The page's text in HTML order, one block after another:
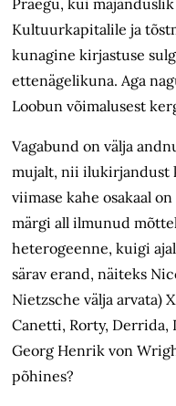
Praegu, kui
Kultuurkapitalile ja
kunagine kirjastuse
ettenägelikuna. Aga
Loobun võimalusest
Vagabund on välja
mujalt, nii ilukirjandust
viimase kahe osakaal
märgi all ilmunud
heterogeenne, kuigi
särav erand, näiteks
Nietzsche välja arvata)
Canetti, Rorty, Derrida,
Georg Henrik von
põhines?